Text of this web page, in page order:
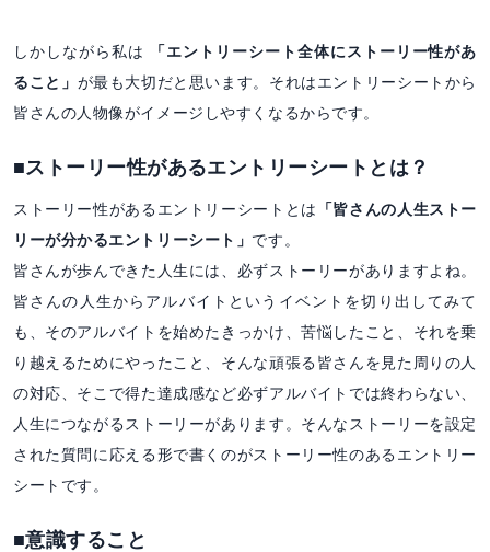
しかしながら私は
「エントリーシート全体にストーリー性があ
ること」 が最も大切だと思います。それはエントリーシートから
皆さんの人物像がイメージしやすくなるからです。
■ストーリー性があるエントリーシートとは？
ストーリー性があるエントリーシートとは
「皆さんの人生ストー
リーが分かるエントリーシート」 です。
皆さんが歩んできた人生には、必ずストーリーがありますよね。
皆さんの人生からアルバイトというイベントを切り出してみて
も、そのアルバイトを始めたきっかけ、苦悩したこと、それを乗
り越えるためにやったこと、そんな頑張る皆さんを見た周りの人
の対応、そこで得た達成感など必ずアルバイトでは終わらない、
人生につながるストーリーがあります。そんなストーリーを設定
された質問に応える形で書くのがストーリー性のあるエントリー
シートです。
■意識すること